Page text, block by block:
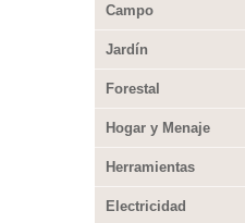
Campo
Jardín
Forestal
Hogar y Menaje
Herramientas
Electricidad